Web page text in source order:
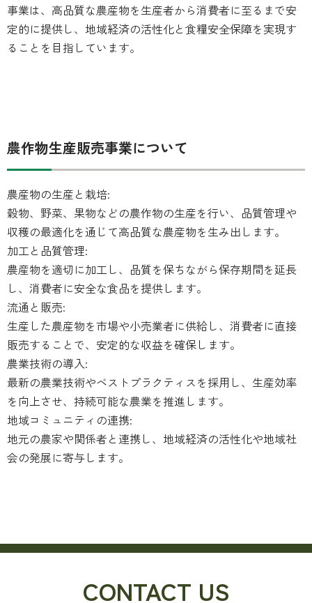
事業は、高品質な農産物を生産者から消費者に至るまで安
定的に提供し、地域経済の活性化と食糧安全保障を実現す
ることを目指しています。
農作物生産販売事業について
農産物の生産と栽培:
穀物、野菜、果物などの農作物の生産を行い、品質管理や
収穫の最適化を通じて高品質な農産物を生み出します。
加工と品質管理:
農産物を適切に加工し、品質を保ちながら保存期間を延長
し、消費者に安全な食品を提供します。
流通と販売:
生産した農産物を市場や小売業者に供給し、消費者に直接
販売することで、安定的な収益を確保します。
農業技術の導入:
最新の農業技術やベストプラクティスを採用し、生産効率
を向上させ、持続可能な農業を推進します。
地域コミュニティの連携:
地元の農家や関係者と連携し、地域経済の活性化や地域社
会の発展に寄与します。
CONTACT US